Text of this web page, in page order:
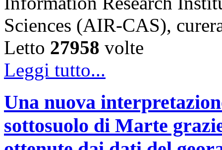
Sciences (AIR-CAS),
Letto 27958 volte
Leggi tutto...
Una nuova
sottosuolo di Marte